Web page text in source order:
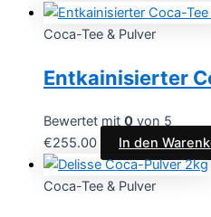
Coca-Tee & Pulver
Entkainisierter
Bewertet mit 0 von 5
€255.00 In den
Coca-Tee & Pulver